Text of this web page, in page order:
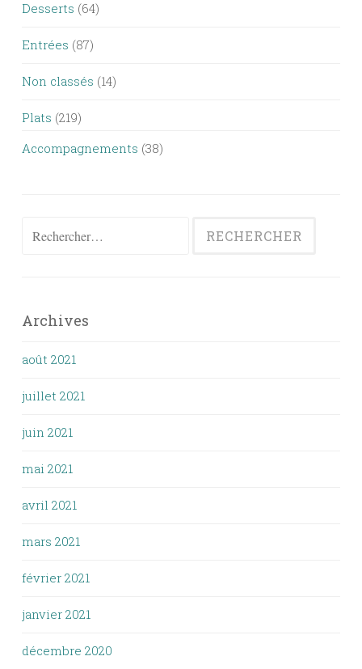
Desserts (64)
Entrées (87)
Non classés (14)
Plats (219)
Accompagnements (38)
Rechercher :
Archives
août 2021
juillet 2021
juin 2021
mai 2021
avril 2021
mars 2021
février 2021
janvier 2021
décembre 2020